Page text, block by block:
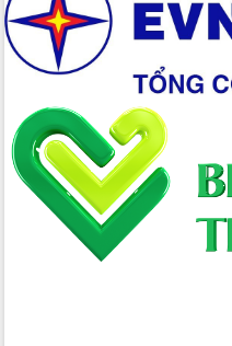
Tập trung triển khai quyết liệt, đồng bộ
các giải pháp nhằm thực hiện hiệu quả
các nhiệm vụ đề ra năm 2025
Phát huy vai trò của người có uy tín
trong phòng chống tảo hôn và hôn
nhân cận huyết thống
Nông sản Tây Nguyên thu hút doanh
nghiệp nước ngoài
Đắk Lắk định vị thương hiệu du lịch
“Biển – Rừng – Cà phê” trong không
gian phát triển mới